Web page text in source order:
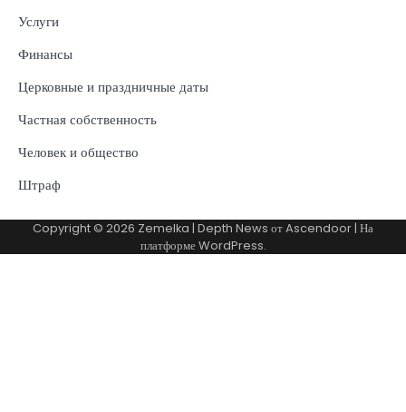
Услуги
Финансы
Церковные и праздничные даты
Частная собственность
Человек и общество
Штраф
Copyright © 2026 Zemelka | Depth News отAscendoor| На
платформеWordPress.